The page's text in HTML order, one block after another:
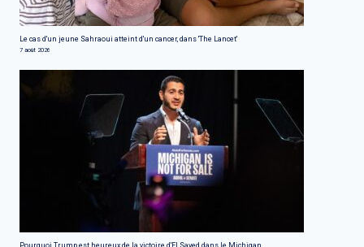
Le cas d'un jeune Sahraoui atteint d'un cancer, dans 'The Lancet'
7 août 2026
Pourquoi Trump est heureux de la victoire d'El Sayed dans le Michigan